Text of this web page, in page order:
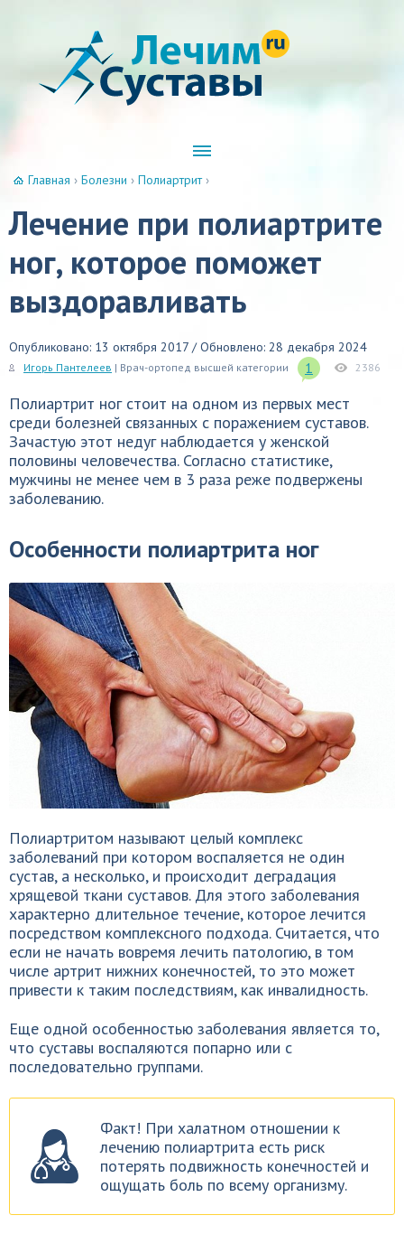
Главная › Болезни › Полиартрит›
Лечение при полиартрите
ног, которое поможет
выздоравливать
Опубликовано: 13 октября 2017 / Обновлено: 28 декабря 2024
Игорь Пантелеев | Врач-ортопед высшей категории 1 2386
Полиартрит ног стоит на одном из первых мест
среди болезней связанных с поражением суставов.
Зачастую этот недуг наблюдается у женской
половины человечества. Согласно статистике,
мужчины не менее чем в 3 раза реже подвержены
заболеванию.
Особенности полиартрита ног
Полиартритом называют целый комплекс
заболеваний при котором воспаляется не один
сустав, а несколько, и происходит деградация
хрящевой ткани суставов. Для этого заболевания
характерно длительное течение, которое лечится
посредством комплексного подхода. Считается, что
если не начать вовремя лечить патологию, в том
числе артрит нижних конечностей, то это может
привести к таким последствиям, как инвалидность.
Еще одной особенностью заболевания является то,
что суставы воспаляются попарно или с
последовательно группами.
Факт! При халатном отношении к
лечению полиартрита есть риск
потерять подвижность конечностей и
ощущать боль по всему организму.